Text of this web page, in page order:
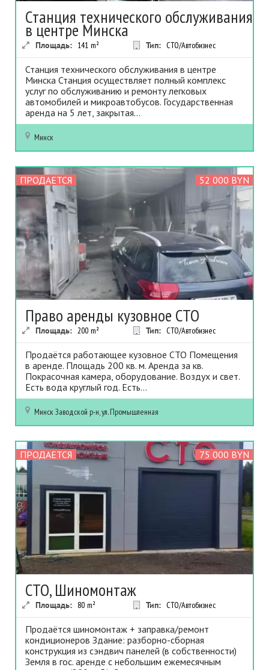
Станция технического обслуживания
в центре Минска
Площадь: 141 m² Тип: СТО/Автобизнес
Станция технического обслуживания в центре
Минска Станция осуществляет полный комплекс
услуг по обслуживанию и ремонту легковых
автомобилей и микроавтобусов. Государственная
аренда на 5 лет, закрытая...
Минск
ПРОДАЕТСЯ 52 000 BYN
Право аренды кузовное СТО
Площадь: 200 m² Тип: СТО/Автобизнес
Продаётся работающее кузовное СТО Помещения
в аренде. Площадь 200 кв. м. Аренда за кв.
Покрасочная камера, оборудование. Воздух и свет.
Есть вода круглый год. Есть...
МинскЗаводской р-н, ул. Промышленная
ПРОДАЕТСЯ 75 000 BYN
СТО, Шиномонтаж
Площадь: 80 m² Тип: СТО/Автобизнес
Продаётся шиномонтаж + заправка/ремонт
кондиционеров Здание: разборно-сборная
конструкция из сэндвич панелей (в собственности)
Земля в гос. аренде с небольшим ежемесячным